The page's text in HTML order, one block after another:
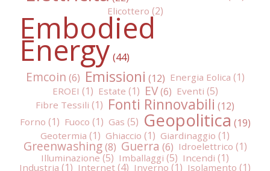
Elicottero
Embodied
Energy
Emcoin Emissioni
Energia Eolica
EROEI
Estate EV
Eventi
Fibre Tessili
Fonti Rinnovabili
Forno Fuoco Gas Geopolitica
Geotermia Ghiaccio Giardinaggio
Greenwashing Guerra
Idroelettrico
Illuminazione
Imballaggi
Incendi
Industria
Internet Inverno Isolamento